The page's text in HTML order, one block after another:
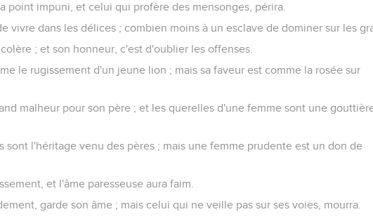
point impuni, et celui qui profère des mensonges, périra.
vivre dans les délices ; combien moins à un esclave de dominer sur les
; et son honneur, c'est d'oublier les offenses.
le rugissement d'un jeune lion ; mais sa faveur est comme la rosée sur
malheur pour son père ; et les querelles d'une femme sont une
sont l'héritage venu des pères ; mais une femme prudente est un don de
et l'âme paresseuse aura faim.
garde son âme ; mais celui qui ne veille pas sur ses voies, mourra.